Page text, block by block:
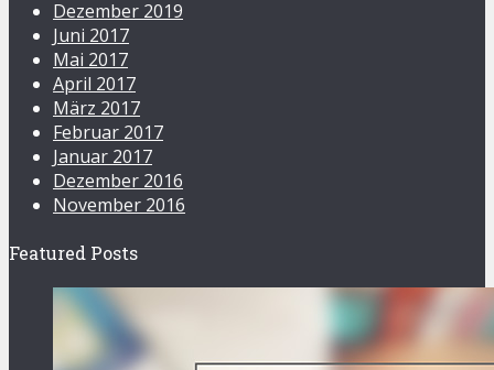
Dezember 2019
Juni 2017
Mai 2017
April 2017
März 2017
Februar 2017
Januar 2017
Dezember 2016
November 2016
Featured Posts